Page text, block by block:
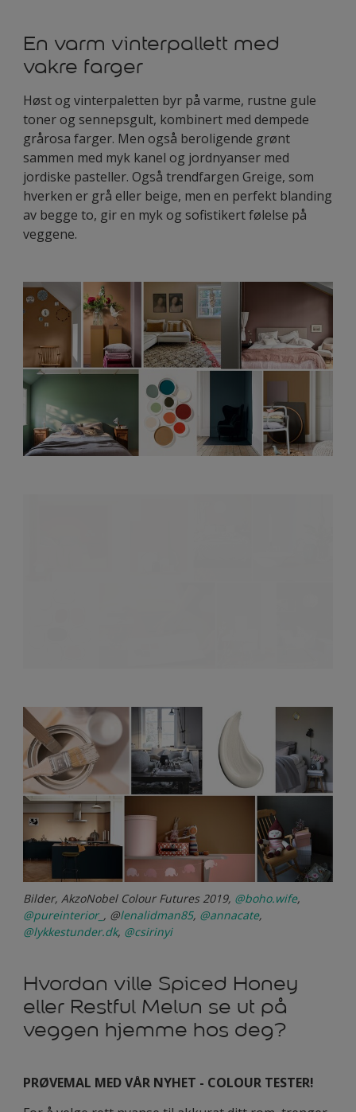
En varm vinterpallett med
vakre farger
Høst og vinterpaletten byr på varme, rustne gule
toner og sennepsgult, kombinert med dempede
grårosa farger. Men også beroligende grønt
sammen med myk kanel og jordnyanser med
jordiske pasteller. Også trendfargen Greige, som
hverken er grå eller beige, men en perfekt blanding
av begge to, gir en myk og sofistikert følelse på
veggene.
Bilder, AkzoNobel Colour Futures 2019, @boho.wife,
@pureinterior_ , @lenalidman85, @annacate,
@lykkestunder.dk, @csirinyi
Hvordan ville Spiced Honey
eller Restful Melun se ut på
veggen hjemme hos deg?
PRØVEMAL MED VÅR NYHET - COLOUR TESTER!